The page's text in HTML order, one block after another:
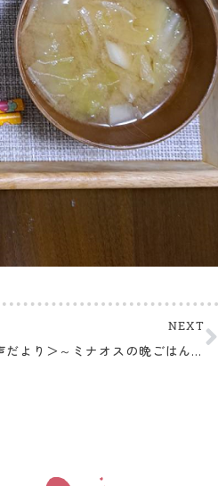
NEXT
＜おいしいの声だより＞～ミナオスの晩ごはんより～